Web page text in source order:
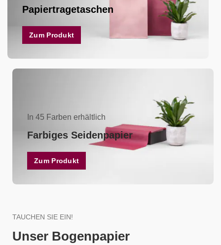
Papiertragetaschen
Zum Produkt
In 45 Farben erhältlich
Farbiges Seidenpapier
Zum Produkt
TAUCHEN SIE EIN!
Unser Bogenpapier